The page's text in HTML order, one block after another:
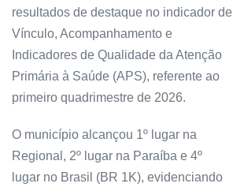
resultados de destaque no indicador de
Vínculo, Acompanhamento e
Indicadores de Qualidade da Atenção
Primária à Saúde (APS), referente ao
primeiro quadrimestre de 2026.
O município alcançou 1º lugar na
Regional, 2º lugar na Paraíba e 4º
lugar no Brasil (BR 1K), evidenciando